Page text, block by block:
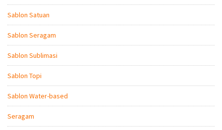
Sablon Satuan
Sablon Seragam
Sablon Sublimasi
Sablon Topi
Sablon Water-based
Seragam